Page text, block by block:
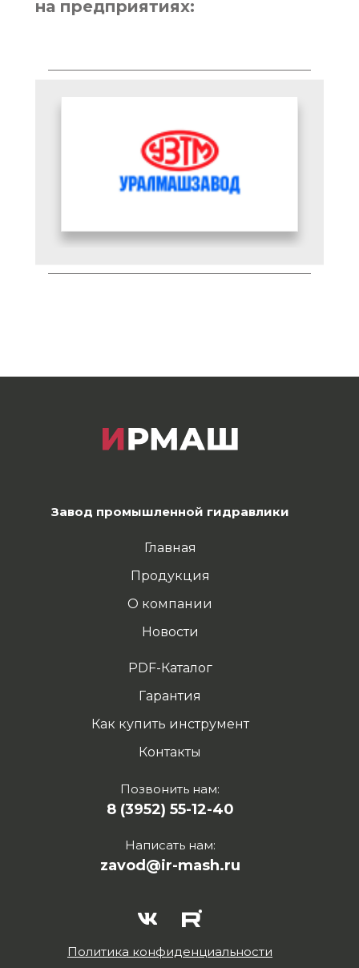
на предприятиях:
Завод промышленной гидравлики
Главная
Продукция
О компании
Новости
PDF-Каталог
Гарантия
Как купить инструмент
Контакты
Позвонить нам:
8 (3952) 55-12-40
Написать нам:
zavod@ir-mash.ru
Политика конфиденциальности